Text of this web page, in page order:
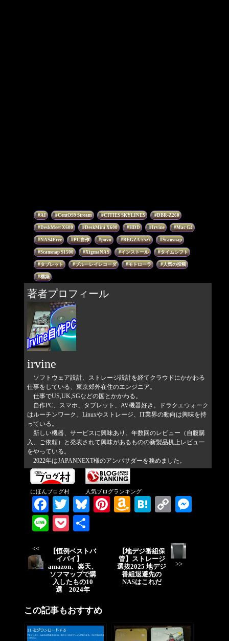
AI CentOS9 Stream CITIES SKYLINES DBR-Z260
DeskMeet X600 DeskMini X600 HDD Irvine Mac G4
NAS4Free PC自作 povo REGZA 55z7 Scansnap
Scansnap S1500 XigmaNAS インストール タイムシフト
タブレット ブルーレイレコーダ モトローラ 人気の投稿
構築
著者プロフィール
irvine
ソフトウェア設計、ストレージ設計を経てクラウドにかかわる
仕事をしている、東京郊外在住のエンジニア。
仕事でUS,UK,SGなどの国とかかわる。
自作PC、スマホ、タブレット、AV機器好き。ドラクエウォーク
はルーチンワーク。Linuxやストレージ、IT業界の動向は興味を持
っている。
新しい機器、サービスに興味あり。年数回のレビュー（自腹購
入、ご依頼）と発表されて興味があるものの新製品机上レビュー
をやっている。
2022年はJAPANNEXT様のアンバサダーを務めました。
にほんブログ村 人気ブログランキング
FacebookTwitter Bluesky PinterestAmazonHatena
Copy
Line Pocket
<<
【恒例ベストバ
イバイ】
amazon、楽天、
ソフマップで購
入したもの10
選 2024年
【地デジ番組保
管】ストレージ
選抜2025 地デジ
番組退避先の
NASはこれだ
>>
この記事もおすすめ